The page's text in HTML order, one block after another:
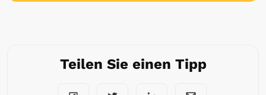
Teilen Sie einen Tipp